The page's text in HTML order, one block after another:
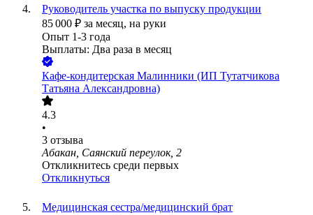
Руководитель участка по выпуску продукции
85 000 ₽ за месяц, на руки
Опыт 1-3 года
Выплаты: Два раза в месяц
Кафе-кондитерская Малинники (ИП Тутатчикова
Татьяна Александровна)
4.3
•
3 отзыва
Абакан, Саянский переулок, 2
Откликнитесь среди первых
Откликнуться
Медицинская сестра/медицинский брат